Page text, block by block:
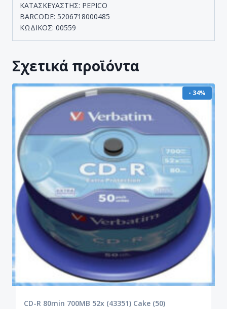
ΚΑΤΑΣΚΕΥΑΣΤΗΣ: PEPICO
BARCODE: 5206718000485
ΚΩΔΙΚΟΣ: 00559
Σχετικά προϊόντα
- 34%
CD-R 80min 700MB 52x (43351) Cake (50)